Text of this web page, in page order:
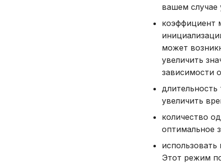
вашем случае
коэффициент
может
увеличить
зависимости
длительность
увеличить
количество
оптимальное
Этот режим